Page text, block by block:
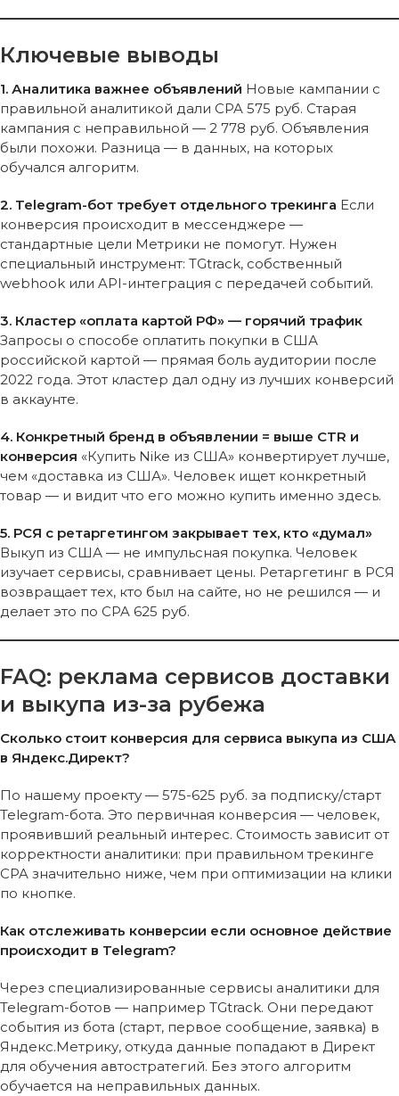
Ключевые выводы
1. Аналитика важнее объявлений Новые кампании с
правильной аналитикой дали CPA 575 руб. Старая
кампания с неправильной — 2 778 руб. Объявления
были похожи. Разница — в данных, на которых
обучался алгоритм.
2. Telegram-бот требует отдельного трекинга Если
конверсия происходит в мессенджере —
стандартные цели Метрики не помогут. Нужен
специальный инструмент: TGtrack, собственный
webhook или API-интеграция с передачей событий.
3. Кластер «оплата картой РФ» — горячий трафик
Запросы о способе оплатить покупки в США
российской картой — прямая боль аудитории после
2022 года. Этот кластер дал одну из лучших конверсий
в аккаунте.
4. Конкретный бренд в объявлении = выше CTR и
конверсия «Купить Nike из США» конвертирует лучше,
чем «доставка из США». Человек ищет конкретный
товар — и видит что его можно купить именно здесь.
5. РСЯ с ретаргетингом закрывает тех, кто «думал»
Выкуп из США — не импульсная покупка. Человек
изучает сервисы, сравнивает цены. Ретаргетинг в РСЯ
возвращает тех, кто был на сайте, но не решился — и
делает это по CPA 625 руб.
FAQ: реклама сервисов доставки
и выкупа из-за рубежа
Сколько стоит конверсия для сервиса выкупа из США
в Яндекс.Директ?
По нашему проекту — 575-625 руб. за подписку/старт
Telegram-бота. Это первичная конверсия — человек,
проявивший реальный интерес. Стоимость зависит от
корректности аналитики: при правильном трекинге
CPA значительно ниже, чем при оптимизации на клики
по кнопке.
Как отслеживать конверсии если основное действие
происходит в Telegram?
Через специализированные сервисы аналитики для
Telegram-ботов — например TGtrack. Они передают
события из бота (старт, первое сообщение, заявка) в
Яндекс.Метрику, откуда данные попадают в Директ
для обучения автостратегий. Без этого алгоритм
обучается на неправильных данных.